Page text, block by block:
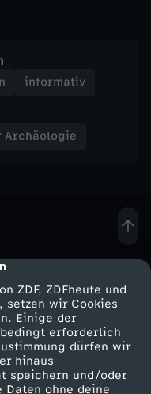
ZDF, ZDFheute und
setzen wir Cookies
Einige der
erforderlich
dürfen wir
hinaus
speichern und/oder
ohne deine
informativ
Archäologie